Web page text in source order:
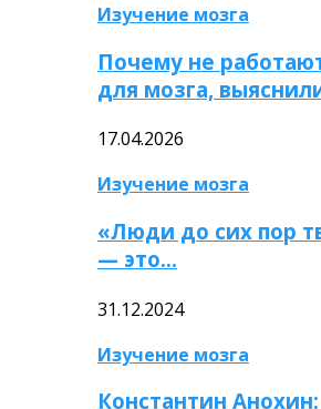
Изучение мозга
Почему не
для мозга,
17.04.2026
Изучение мозга
«Люди до сих пор
— это…
31.12.2024
Изучение мозга
Константин